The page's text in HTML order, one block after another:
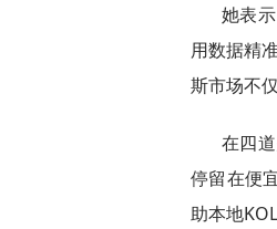
她表
用数据精
斯市场不
在四
停留在便
助本地